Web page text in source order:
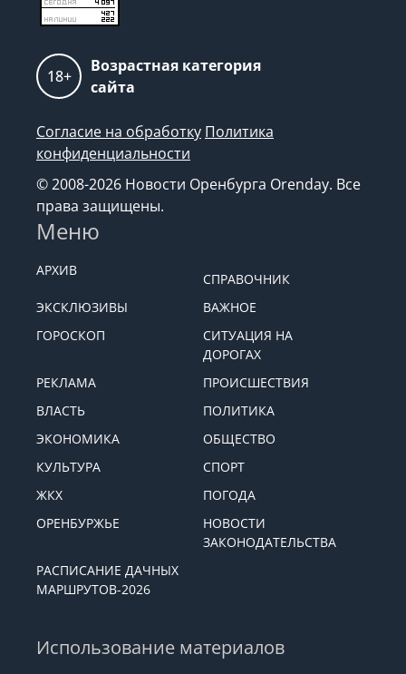
18+
Возрастная категория
сайта
Согласие на обработку Политика
конфиденциальности
© 2008-2026 Новости Оренбурга Orenday. Все
права защищены.
Меню
АРХИВ
СПРАВОЧНИК
ЭКСКЛЮЗИВЫ
ВАЖНОЕ
ГОРОСКОП
СИТУАЦИЯ НА
ДОРОГАХ
РЕКЛАМА
ПРОИСШЕСТВИЯ
ВЛАСТЬ
ПОЛИТИКА
ЭКОНОМИКА
ОБЩЕСТВО
КУЛЬТУРА
СПОРТ
ЖКХ
ПОГОДА
ОРЕНБУРЖЬЕ
НОВОСТИ
ЗАКОНОДАТЕЛЬСТВА
РАСПИСАНИЕ ДАЧНЫХ
МАРШРУТОВ-2026
Использование материалов